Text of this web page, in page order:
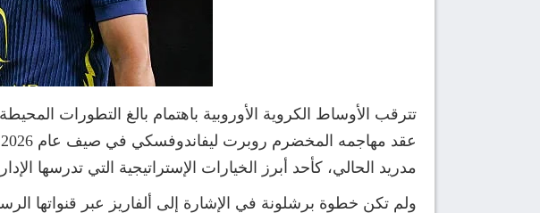
تترقب الأوساط الكروية الأوروبية باهتمام بالغ التطورات
مدريد الحالي، كأحد أبرز الخيارات الإستراتيجية التي تدرسها
ولم تكن خطوة برشلونة في الإشارة إلى ألفاريز عبر قنواتها